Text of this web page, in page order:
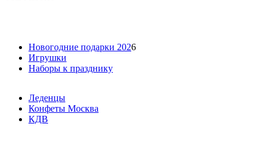
Новогодние подарки 2026
Игрушки
Наборы к празднику
Леденцы
Конфеты Москва
КДВ